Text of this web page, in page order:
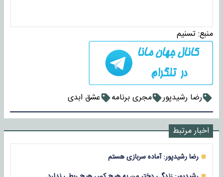
منبع:تسنیم
رضا رشیدپور مجری برنامه عشق ابدی
اخبار مرتبط
رضا رشیدپور: آماده سربازی هستم